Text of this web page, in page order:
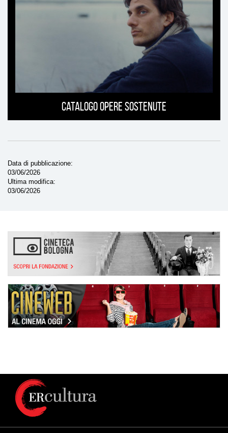
Catalogo opere sostenute
Data di pubblicazione
03/06/2026
Ultima modifica
03/06/2026